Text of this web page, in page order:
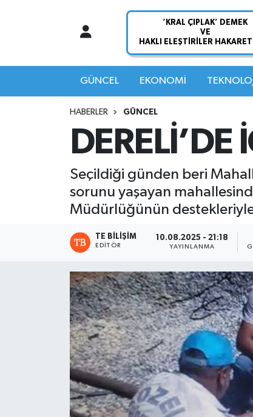
GÜNCEL EKONOMİ TEKNOLOJİ
HABERLER GÜNCEL
DERELİ’DE
Seçildiği günden beri
sorunu yaşayan
Müdürlüğünün
TE BILIŞIM
EDITÖR
10.08.2025 - 21:18
YAYINLANMA
Hava Durumu
Namaz Vakitleri
Trafik Durumu
Süper Lig Puan Durumu ve Fikstür
Son Dakika Haberleri